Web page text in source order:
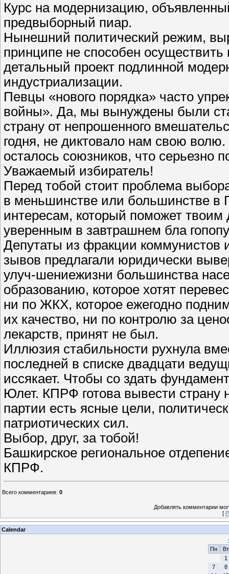
Курс на модернизацию,
предвыборный пиар.
Нынешний политический режим,
принципе не способен
детальный проект подлинной
индустриализации.
Певцы «нового порядка» часто
войны». Да, мы вынуждены были
страну от непрошенного
годня, не диктовало нам свою волю.
осталось союзников, что серьезно
Уважаемый избиратель!
Перед тобой стоит проблема
в меньшинстве или большинстве в
интересам, который поможет
уверенным в завтрашнем бла
Депутаты из фракции коммунистов
зывов предлагали юридически
улуч-шениежизни большинства
образованию, которое хотят
ни по ЖКХ, которое ежегодно
их качество, ни по контролю за
лекарств, принят не был.
Иллюзия стабильности рухнула
последней в списке двадцати
иссякает. Чтобы со здать
Юлет. КПРФ готова вывести страну
партии есть ясные цели,
патриотических сил.
Выбор, друг, за тобой!
Башкирское региональное
КПРФ.
Всего комментариев: 0
Добавлять комментарии
[
Calendar
Пн
Вт
1
7
8